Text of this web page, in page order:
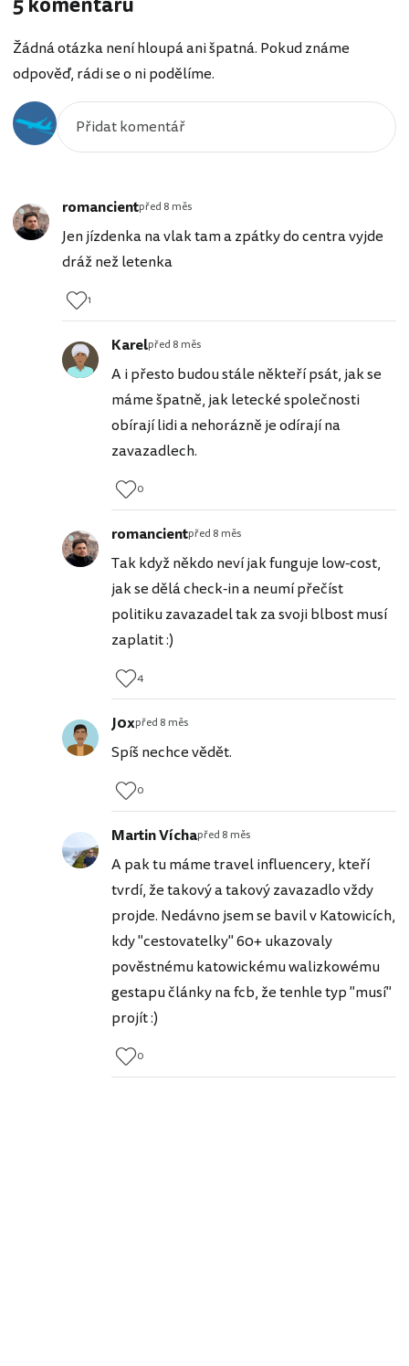
Žádná otázka není hloupá ani špatná. Pokud známe
odpověď, rádi se o ni podělíme.
romancientpřed 8 měs
Jen jízdenka na vlak tam a zpátky do centra vyjde
dráž než letenka
1
Karelpřed 8 měs
A i přesto budou stále někteří psát, jak se
máme špatně, jak letecké společnosti
obírají lidi a nehorázně je odírají na
zavazadlech.
0
romancientpřed 8 měs
Tak když někdo neví jak funguje low-cost,
jak se dělá check-in a neumí přečíst
politiku zavazadel tak za svoji blbost musí
zaplatit :)
4
J0xpřed 8 měs
Spíš nechce vědět.
0
Martin Víchapřed 8 měs
A pak tu máme travel influencery, kteří
tvrdí, že takový a takový zavazadlo vždy
projde. Nedávno jsem se bavil v Katowicích,
kdy "cestovatelky" 60+ ukazovaly
pověstnému katowickému walizkowému
gestapu články na fcb, že tenhle typ "musí"
projít :)
0